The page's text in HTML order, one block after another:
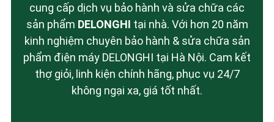
cung cấp dịch vụ bảo hành và sửa chữa các
sản phẩm DELONGHI tại nhà. Với hơn 20 năm
kinh nghiệm chuyên bảo hành & sửa chữa sản
phẩm điện máy DELONGHI tại Hà Nội. Cam kết
thợ giỏi, linh kiện chính hãng, phục vụ 24/7
không ngại xa, giá tốt nhất.